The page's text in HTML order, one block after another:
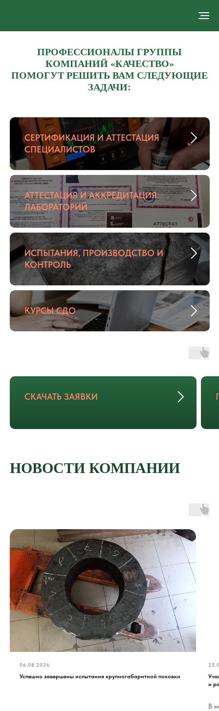
ПРОФЕССИОНАЛЫ ГРУППЫ
КОМПАНИЙ «КАЧЕСТВО»
ПОМОГУТ РЕШИТЬ ВАМ СЛЕДУЮЩИЕ
ЗАДАЧИ:
СЕРТИФИКАЦИЯ И АТТЕСТАЦИЯ
СПЕЦИАЛИСТОВ
АТТЕСТАЦИЯ И АККРЕДИТАЦИЯ
ЛАБОРАТОРИЙ
ИСПЫТАНИЯ, ПРОИЗВОДСТВО И
КОНТРОЛЬ
КУРСЫ СДО
СКАЧАТЬ ЗАЯВКИ
НОВОСТИ КОМПАНИИ
06.08.2026
Успешно завершены испытания крупногабаритной поковки
и
В